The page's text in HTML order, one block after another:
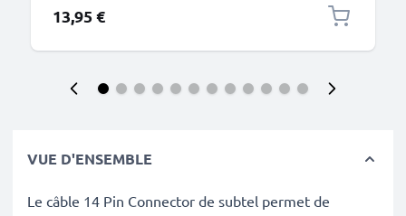
13,95 €
VUE D'ENSEMBLE
Le câble 14 Pin Connector de subtel permet de